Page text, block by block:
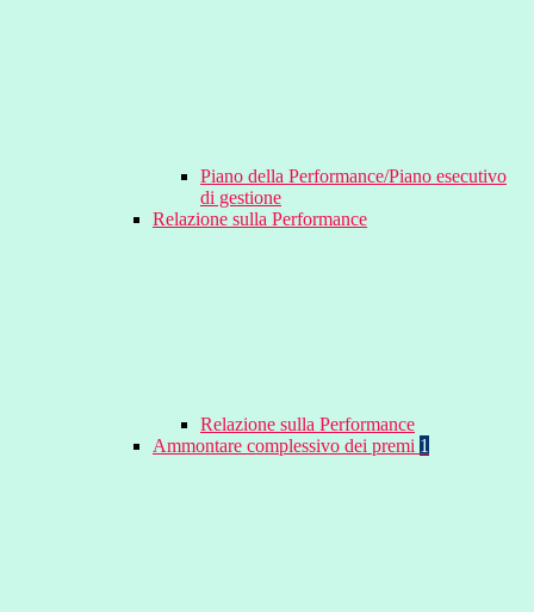
Piano della Performance/Piano esecutivo
di gestione
Relazione sulla Performance
Relazione sulla Performance
Ammontare complessivo dei premi 1